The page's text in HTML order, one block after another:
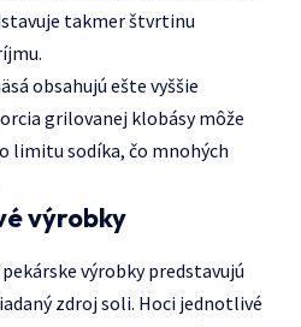
takmer štvrtinu
obsahujú ešte vyššie
grilovanej klobásy môže
limitu sodíka, čo mnohých
výrobky
výrobky predstavujú
zdroj soli. Hoci jednotlivé